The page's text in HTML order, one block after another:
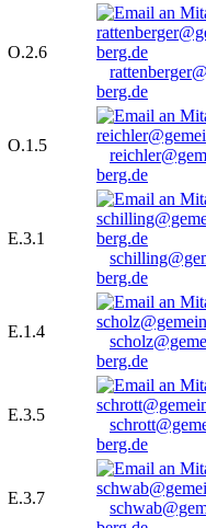
O.2.6
berg.de
O.1.5
berg.de
E.3.1
berg.de
E.1.4
berg.de
E.3.5
berg.de
E.3.7